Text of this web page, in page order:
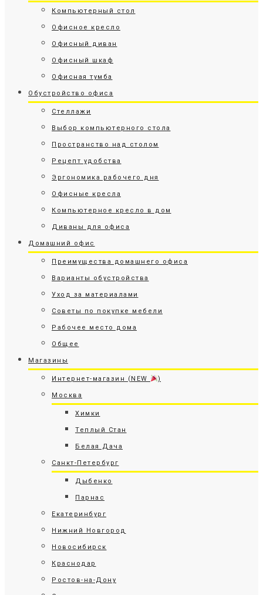
Компьютерный стол
Офисное кресло
Офисный диван
Офисный шкаф
Офисная тумба
Обустройство офиса
Стеллажи
Выбор компьютерного стола
Пространство над столом
Рецепт удобства
Эргономика рабочего дня
Офисные кресла
Компьютерное кресло в дом
Диваны для офиса
Домашний офис
Преимущества домашнего офиса
Варианты обустройства
Уход за материалами
Советы по покупке мебели
Рабочее место дома
Общее
Магазины
Интернет-магазин (NEW )
Москва
Химки
Теплый Стан
Белая Дача
Санкт-Петербург
Дыбенко
Парнас
Екатеринбург
Нижний Новгород
Новосибирск
Краснодар
Ростов-на-Дону